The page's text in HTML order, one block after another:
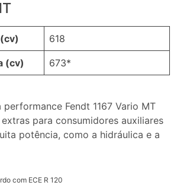
618
(cv) 673*
Fendt 1167 Vario MT
para consumidores auxiliares
potência, como a hidráulica e a
com ECE R 120